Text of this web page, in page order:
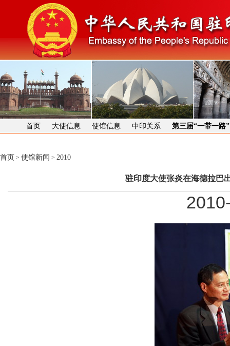
首页 大使信息 使馆信息 中印关系 第三届“一带一路
首页 > 使馆新闻 > 2010
驻印度大使张炎在海德拉巴